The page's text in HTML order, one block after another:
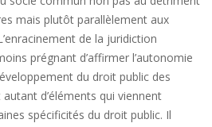
mais plutôt parallèlement aux
de la juridiction
prégnant d’affirmer l’autonomie
du droit public des
d’éléments qui viennent
spécificités du droit public. Il